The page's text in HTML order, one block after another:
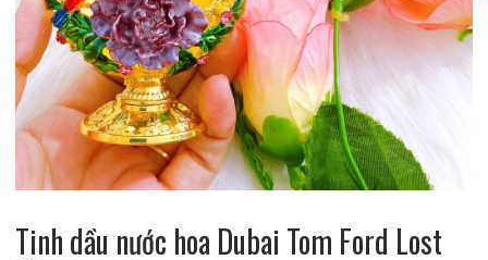
Tinh dầu nước hoa Dubai Tom Ford Lost